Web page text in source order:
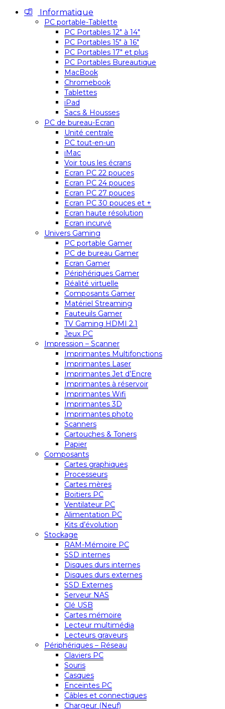
Informatique
PC portable-Tablette
PC Portables 12″ à 14″
PC Portables 15″ à 16″
PC Portables 17″ et plus
PC Portables Bureautique
MacBook
Chromebook
Tablettes
iPad
Sacs & Housses
PC de bureau-Ecran
Unité centrale
PC tout-en-un
iMac
Voir tous les écrans
Ecran PC 22 pouces
Ecran PC 24 pouces
Ecran PC 27 pouces
Ecran PC 30 pouces et +
Ecran haute résolution
Ecran incurvé
Univers Gaming
PC portable Gamer
PC de bureau Gamer
Ecran Gamer
Périphériques Gamer
Réalité virtuelle
Composants Gamer
Matériel Streaming
Fauteuils Gamer
TV Gaming HDMI 2.1
Jeux PC
Impression – Scanner
Imprimantes Multifonctions
Imprimantes Laser
Imprimantes Jet d’Encre
Imprimantes à réservoir
Imprimantes Wifi
Imprimantes 3D
Imprimantes photo
Scanners
Cartouches & Toners
Papier
Composants
Cartes graphiques
Processeurs
Cartes mères
Boitiers PC
Ventilateur PC
Alimentation PC
Kits d’évolution
Stockage
RAM-Mémoire PC
SSD internes
Disques durs internes
Disques durs externes
SSD Externes
Serveur NAS
Clé USB
Cartes mémoire
Lecteur multimédia
Lecteurs graveurs
Périphériques – Réseau
Claviers PC
Souris
Casques
Enceintes PC
Câbles et connectiques
Chargeur (Neuf)